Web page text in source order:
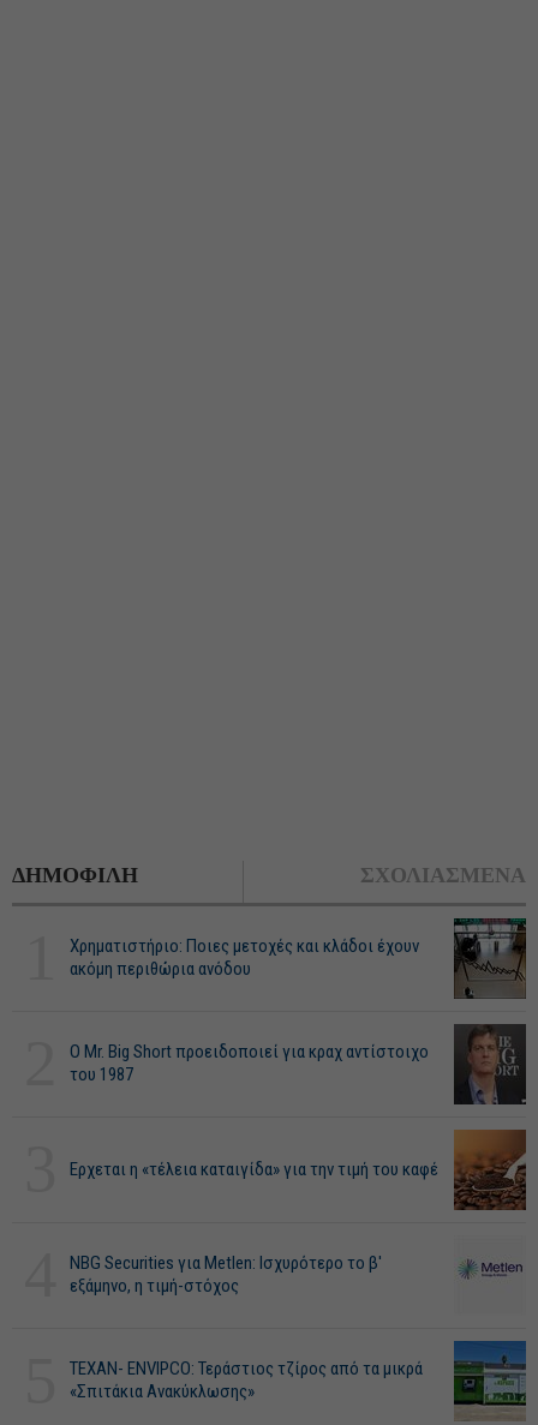
ΔΗΜΟΦΙΛΗ ΣΧΟΛΙΑΣΜΕΝΑ
Χρηματιστήριο: Ποιες μετοχές και κλάδοι έχουν
ακόμη περιθώρια ανόδου
O Mr. Big Short προειδοποιεί για κραχ αντίστοιχο
του 1987
Ερχεται η «τέλεια καταιγίδα» για την τιμή του καφέ
NBG Securities για Metlen: Ισχυρότερο το β'
εξάμηνο, η τιμή-στόχος
ΤΕΧΑΝ- ENVIPCO: Τεράστιος τζίρος από τα μικρά
«Σπιτάκια Ανακύκλωσης»